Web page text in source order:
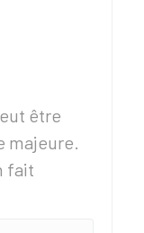
être
majeure.
fait